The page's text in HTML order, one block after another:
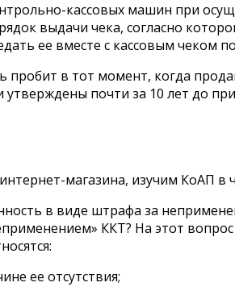
кассовых машин при
выдачи чека, согласно
ее вместе с кассовым чеком
пробит в тот момент, когда
почти за 10 лет до
магазина, изучим КоАП
в виде штрафа за
ККТ? На этот
ее отсутствия;